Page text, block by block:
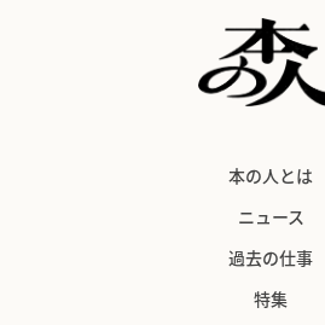
本の人とは
ニュース
過去の仕事
特集